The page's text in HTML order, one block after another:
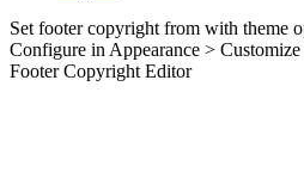
Set footer copyright from with theme
Configure in Appearance >
Footer Copyright Editor